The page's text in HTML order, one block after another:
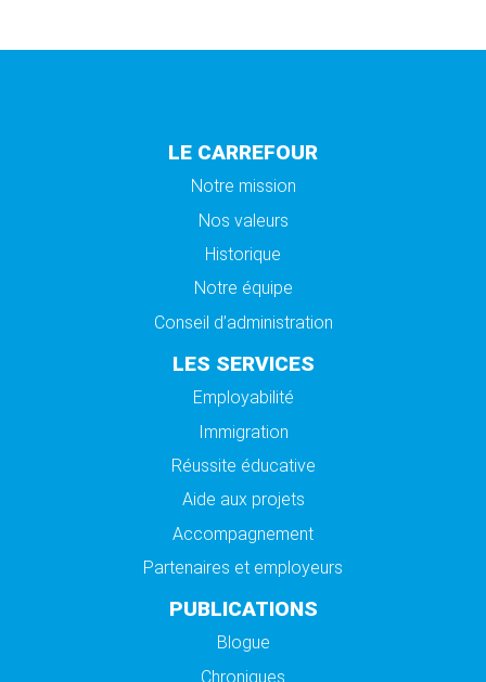
LE CARREFOUR
Notre mission
Nos valeurs
Historique
Notre équipe
Conseil d’administration
LES SERVICES
Employabilité
Immigration
Réussite éducative
Aide aux projets
Accompagnement
Partenaires et employeurs
PUBLICATIONS
Blogue
Chroniques